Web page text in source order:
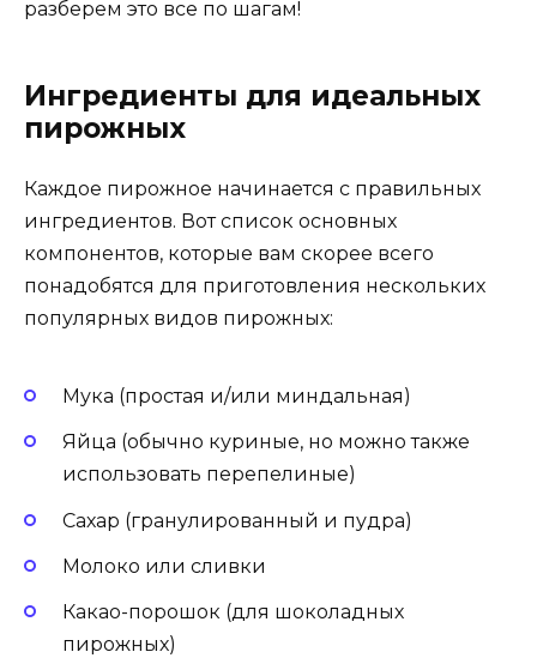
разберем это все по шагам!
Ингредиенты для идеальных
пирожных
Каждое пирожное начинается с правильных
ингредиентов. Вот список основных
компонентов, которые вам скорее всего
понадобятся для приготовления нескольких
популярных видов пирожных:
Мука (простая и/или миндальная)
Яйца (обычно куриные, но можно также
использовать перепелиные)
Сахар (гранулированный и пудра)
Молоко или сливки
Какао-порошок (для шоколадных
пирожных)